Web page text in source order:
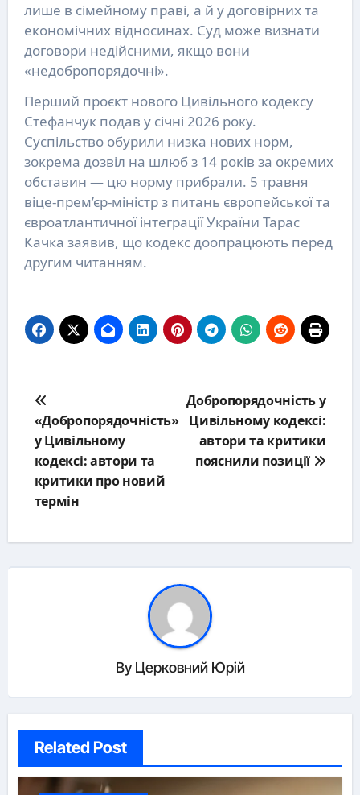
лише в сімейному праві, а й у договірних та
економічних відносинах. Суд може визнати
договори недійсними, якщо вони
«недобропорядочні».
Перший проєкт нового Цивільного кодексу
Стефанчук подав у січні 2026 року.
Суспільство обурили низка нових норм,
зокрема дозвіл на шлюб з 14 років за окремих
обставин — цю норму прибрали. 5 травня
віце-прем’єр-міністр з питань європейської та
євроатлантичної інтеграції України Тарас
Качка заявив, що кодекс доопрацюють перед
другим читанням.
navigation
«Добропорядочність»
у Цивільному
кодексі: автори та
критики про новий
термін
Добропорядочність у
Цивільному кодексі:
автори та критики
пояснили позиції
By Церковний Юрій
Related Post